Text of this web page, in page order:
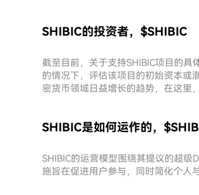
SHIBIC的投资者，$SHIBIC
截至目前，关于支持SHIBIC项目的
的情况下，评估该项目的初始资本或
密货币领域日益增长的趋势，在这里
SHIBIC是如何运作的，
SHIBIC的运营模型围绕其提议的超
施旨在促进用户参与，同时简化个人